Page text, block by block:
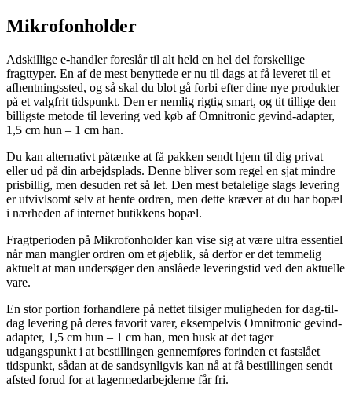
Mikrofonholder
Adskillige e-handler foreslår til alt held en hel del forskellige
fragttyper. En af de mest benyttede er nu til dags at få leveret til et
afhentningssted, og så skal du blot gå forbi efter dine nye produkter
på et valgfrit tidspunkt. Den er nemlig rigtig smart, og tit tillige den
billigste metode til levering ved køb af Omnitronic gevind-adapter,
1,5 cm hun – 1 cm han.
Du kan alternativt påtænke at få pakken sendt hjem til dig privat
eller ud på din arbejdsplads. Denne bliver som regel en sjat mindre
prisbillig, men desuden ret så let. Den mest betalelige slags levering
er utvivlsomt selv at hente ordren, men dette kræver at du har bopæl
i nærheden af internet butikkens bopæl.
Fragtperioden på Mikrofonholder kan vise sig at være ultra essentiel
når man mangler ordren om et øjeblik, så derfor er det temmelig
aktuelt at man undersøger den anslåede leveringstid ved den aktuelle
vare.
En stor portion forhandlere på nettet tilsiger muligheden for dag-til-
dag levering på deres favorit varer, eksempelvis Omnitronic gevind-
adapter, 1,5 cm hun – 1 cm han, men husk at det tager
udgangspunkt i at bestillingen gennemføres forinden et fastslået
tidspunkt, sådan at de sandsynligvis kan nå at få bestillingen sendt
afsted forud for at lagermedarbejderne får fri.